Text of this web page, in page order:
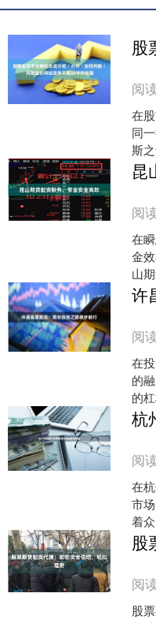
阅
在
同
斯
线
论
阅
在
金
山
安
多
阅
在
的
的
安
资
阅
在
市
着
交
能
阅
股